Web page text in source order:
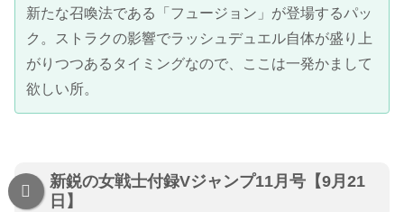
新たな召喚法である「フュージョン」が登場するパッ
ク。ストラクの影響でラッシュデュエル自体が盛り上
がりつつあるタイミングなので、ここは一発かまして
欲しい所。
新鋭の女戦士付録Vジャンプ11月号【9月21
日】